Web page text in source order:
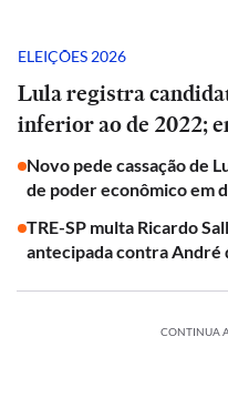
ELEIÇÕES 2026
Lula registra
inferior ao de 2022;
Novo pede cassação de
de poder econômico em
TRE-SP multa Ricardo
antecipada contra André
CONTINUA